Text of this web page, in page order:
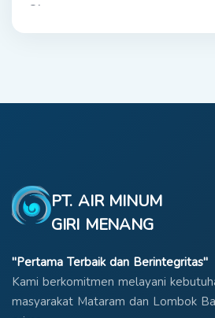
City
PT. AIR MINUM
GIRI MENANG
"Pertama Terbaik dan Berintegritas"
Kami berkomitmen melayani
masyarakat Mataram dan Lombok